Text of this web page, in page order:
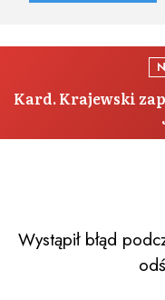
Kard. Krajewski
Wystąpił błąd